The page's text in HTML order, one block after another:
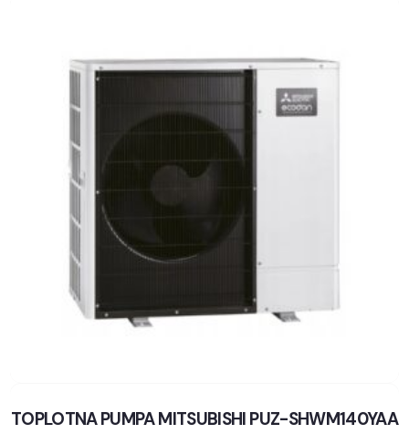
TOPLOTNA PUMPA MITSUBISHI PUZ-SHWM140YAA